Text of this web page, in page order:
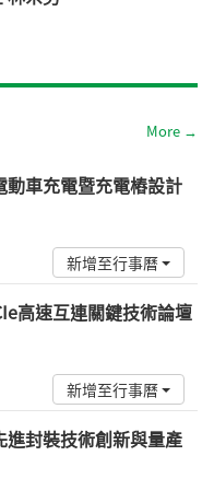
More →
動車充電暨充電樁設計
新增至行事曆
高速互連關鍵技術論壇
新增至行事曆
進封裝技術創新與量產